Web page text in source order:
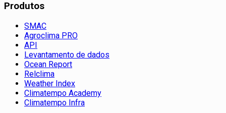
Produtos
SMAC
Agroclima PRO
API
Levantamento de dados
Ocean Report
Relclima
Weather Index
Climatempo Academy
Climatempo Infra